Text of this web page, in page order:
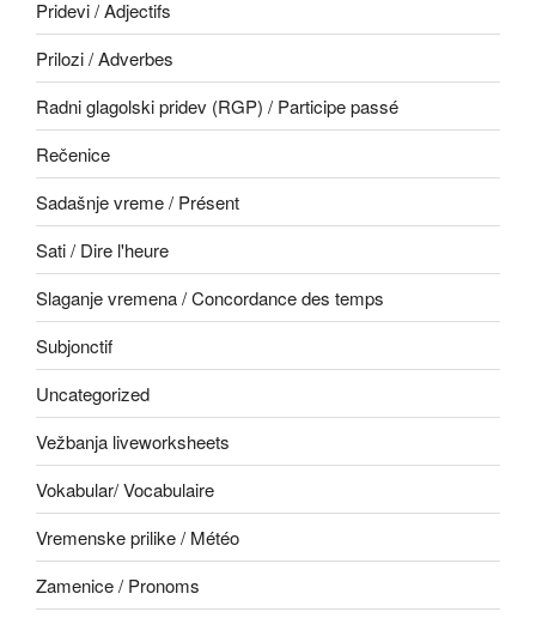
Pridevi / Adjectifs
Prilozi / Adverbes
Radni glagolski pridev (RGP) / Participe passé
Rečenice
Sadašnje vreme / Présent
Sati / Dire l'heure
Slaganje vremena / Concordance des temps
Subjonctif
Uncategorized
Vežbanja liveworksheets
Vokabular/ Vocabulaire
Vremenske prilike / Météo
Zamenice / Pronoms